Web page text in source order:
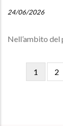
24/06/2026
Nell’ambito
Paginazione
Pagina
1 2